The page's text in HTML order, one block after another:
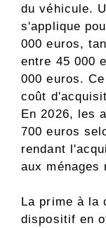
du véhicule.
s'applique
000 euros,
entre 45 000
000 euros.
coût
En 2026, les
700 euros
rendant
aux ménages
La prime à la
dispositif en